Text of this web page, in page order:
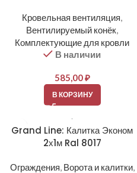
Кровельная вентиляция,
Вентилируемый конёк,
Комплектующие для кровли
В наличии
585,00₽
В КОРЗИНУ
Grand Line: Калитка Эконом
2х1м Ral 8017
Ограждения, Ворота и калитки,